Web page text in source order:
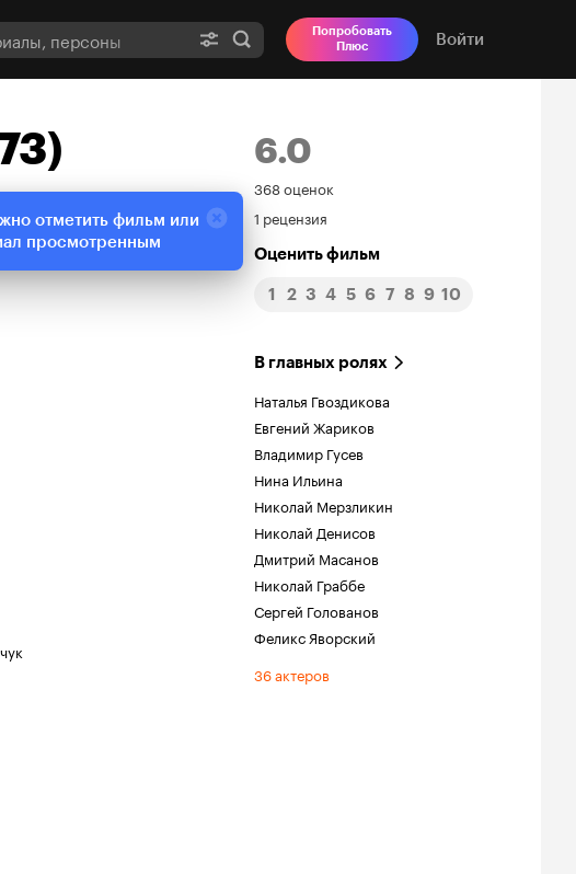
Попробовать
Плюс
Войти
6.0
Рейтинг
Кинопоиска
6.0
368 оценок
1 рецензия
Оценить фильм
1 2 3 4 5 6 7 8 9 10
В главных ролях
Наталья Гвоздикова
Евгений Жариков
Владимир Гусев
Нина Ильина
Николай Мерзликин
Николай Денисов
Дмитрий Масанов
Николай Граббе
Сергей Голованов
Феликс Яворский
36 актеров
отметить фильм или
просмотренным